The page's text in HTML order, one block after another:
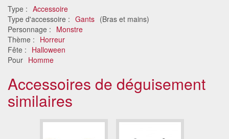
Type : Accessoire
Type d'accessoire : Gants (Bras et mains)
Personnage : Monstre
Thème : Horreur
Fête : Halloween
Pour Homme
Accessoires de déguisement
similaires